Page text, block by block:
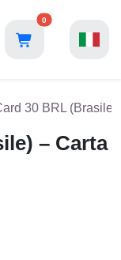
0
30 BRL
– Carta